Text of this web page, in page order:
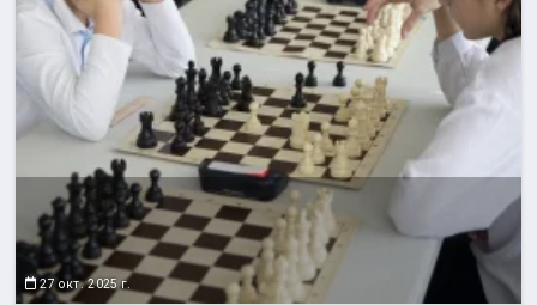
27 окт. 2025 г.